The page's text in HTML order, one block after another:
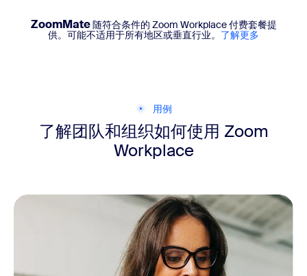
ZoomMate随符合条件的 Zoom Workplace 付费套餐提
供。可能不适用于所有地区或垂直行业。 了解更多
用例
了解团队和组织如何使用 Zoom
Workplace